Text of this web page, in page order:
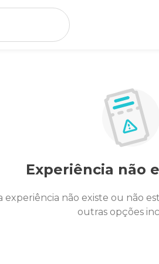
Experiência não
experiência não existe ou não
outras opções